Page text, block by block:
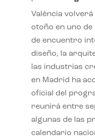
València
otoño en uno
de encuentro
diseño, la
las industrias
en Madrid ha
oficial del
reunirá entre
algunas de las
calendario